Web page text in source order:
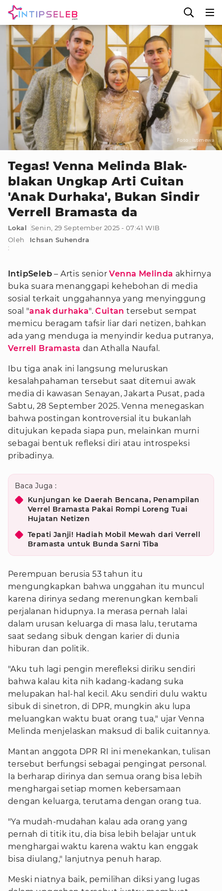
Foto : Istimewa
Tegas! Venna Melinda Blak-
blakan Ungkap Arti Cuitan
'Anak Durhaka', Bukan Sindir
Verrell Bramasta da
Lokal
Senin, 29 September 2025 - 07:41 WIB
Oleh
:
Ichsan Suhendra
IntipSeleb – Artis seniorVenna Melinda akhirnya
buka suara menanggapi kehebohan di media
sosial terkait unggahannya yang menyinggung
soal "anak durhaka".Cuitan tersebut sempat
memicu beragam tafsir liar dari netizen, bahkan
ada yang menduga ia menyindir kedua putranya,
Verrell Bramasta dan Athalla Naufal.
Ibu tiga anak ini langsung meluruskan
kesalahpahaman tersebut saat ditemui awak
media di kawasan Senayan, Jakarta Pusat, pada
Sabtu, 28 September 2025. Venna menegaskan
bahwa postingan kontroversial itu bukanlah
ditujukan kepada siapa pun, melainkan murni
sebagai bentuk refleksi diri atau introspeksi
pribadinya.
Baca Juga :
Kunjungan ke Daerah Bencana, Penampilan
Verrel Bramasta Pakai Rompi Loreng Tuai
Hujatan Netizen
Tepati Janji! Hadiah Mobil Mewah dari Verrell
Bramasta untuk Bunda Sarni Tiba
Perempuan berusia 53 tahun itu
mengungkapkan bahwa unggahan itu muncul
karena dirinya sedang merenungkan kembali
perjalanan hidupnya. Ia merasa pernah lalai
dalam urusan keluarga di masa lalu, terutama
saat sedang sibuk dengan karier di dunia
hiburan dan politik.
"Aku tuh lagi pengin merefleksi diriku sendiri
bahwa kalau kita nih kadang-kadang suka
melupakan hal-hal kecil. Aku sendiri dulu waktu
sibuk di sinetron, di DPR, mungkin aku lupa
meluangkan waktu buat orang tua," ujar Venna
Melinda menjelaskan maksud di balik cuitannya.
Mantan anggota DPR RI ini menekankan, tulisan
tersebut berfungsi sebagai pengingat personal.
Ia berharap dirinya dan semua orang bisa lebih
menghargai setiap momen kebersamaan
dengan keluarga, terutama dengan orang tua.
"Ya mudah-mudahan kalau ada orang yang
pernah di titik itu, dia bisa lebih belajar untuk
menghargai waktu karena waktu kan enggak
bisa diulang," lanjutnya penuh harap.
Meski niatnya baik, pemilihan diksi yang lugas